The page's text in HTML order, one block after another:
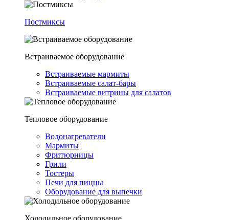
Постмиксы
Встраиваемое оборудование
Встраиваемые мармиты
Встраиваемые салат-бары
Встраиваемые витрины для салатов
Тепловое оборудование
Водонагреватели
Мармиты
Фритюрницы
Грили
Тостеры
Печи для пиццы
Оборудование для выпечки
Холодильное оборудование